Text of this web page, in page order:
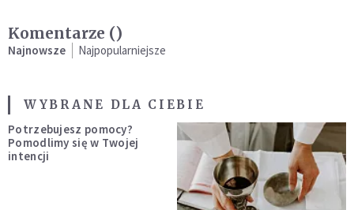
Komentarze ()
Najnowsze Najpopularniejsze
WYBRANE DLA CIEBIE
Potrzebujesz pomocy?
Pomodlimy się w Twojej
intencji